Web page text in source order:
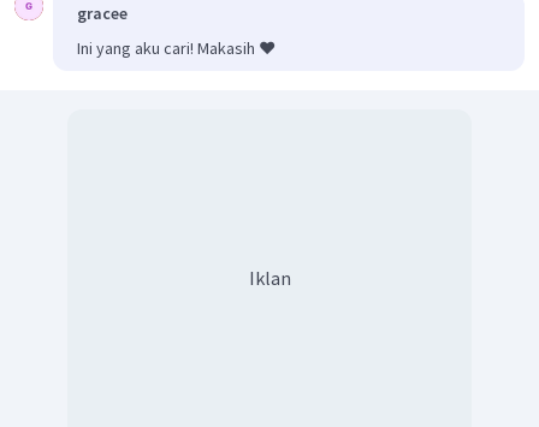
gracee
Ini yang aku cari! Makasih ❤️
Iklan